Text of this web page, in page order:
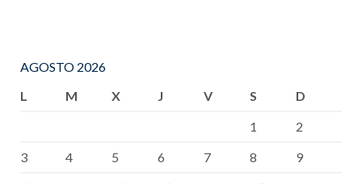
AGOSTO 2026
L
M X J V S
D
1
2
3
4 5 6 7 8
9